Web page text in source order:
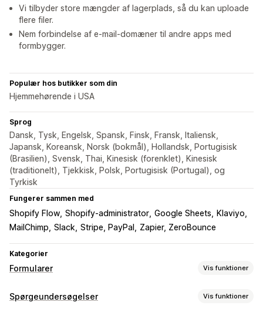
Vi tilbyder store mængder af lagerplads, så du kan uploade
flere filer.
Nem forbindelse af e-mail-domæner til andre apps med
formbygger.
Populær hos butikker som din
Hjemmehørende i USA
Sprog
Dansk, Tysk, Engelsk, Spansk, Finsk, Fransk, Italiensk,
Japansk, Koreansk, Norsk (bokmål), Hollandsk, Portugisisk
(Brasilien), Svensk, Thai, Kinesisk (forenklet), Kinesisk
(traditionelt), Tjekkisk, Polsk, Portugisisk (Portugal), og
Tyrkisk
Fungerer sammen med
Shopify Flow Shopify-administrator Google Sheets
Klaviyo
MailChimp Slack Stripe, PayPal Zapier, ZeroBounce
Kategorier
Formularer Vis funktioner
Formulartyper
Spørgeundersøgelser Vis funktioner